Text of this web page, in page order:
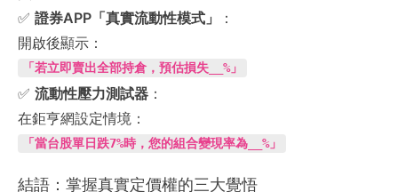
✅ 證券APP「真實流動性模式」
：
開啟後顯示：
「若立即賣出全部持倉，預估損失__%」
✅ 流動性壓力測試器 ：
在鉅亨網設定情境：
「當台股單日跌7%時，您的組合變現率為__%」
結語：掌握真實定價權的三大覺悟